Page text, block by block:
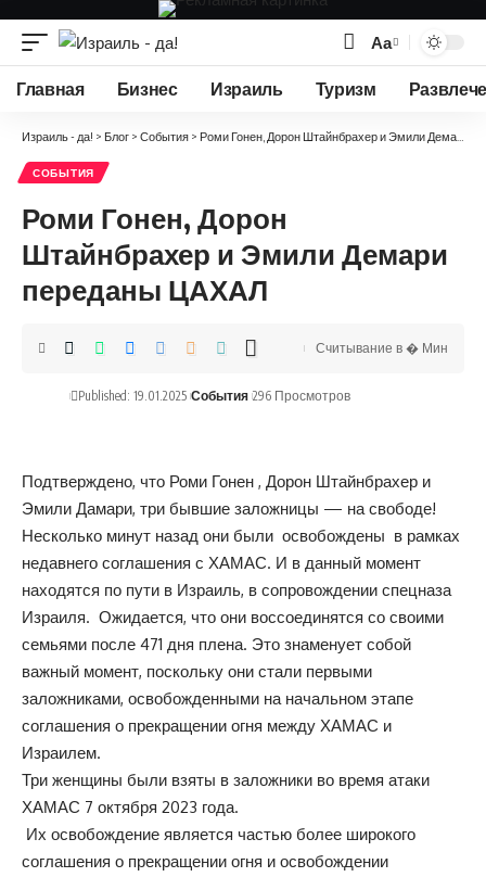
Изменение
размера
Аа
Главная Бизнес Израиль Туризм
Израиль - да! > Блог > События > Роми Гонен, Дорон Штайнбрахер и Эмили Демари переданы ЦАХАЛ
СОБЫТИЯ
Роми Гонен, Дорон
Штайнбрахер и Эмили Демари
переданы ЦАХАЛ
Published: 19.01.2025 События 296 Просмотров
Считывание в � Мин
Подтверждено, что Роми Гонен , Дорон Штайнбрахер и
Эмили Дамари, три бывшие заложницы — на свободе!
Несколько минут назад они были освобождены в рамках
недавнего соглашения с ХАМАС. И в данный момент
находятся по пути в Израиль, в сопровождении спецназа
Израиля. Ожидается, что они воссоединятся со своими
семьями после 471 дня плена. Это знаменует собой
важный момент, поскольку они стали первыми
заложниками, освобожденными на начальном этапе
соглашения о прекращении огня между ХАМАС и
Израилем.
Три женщины были взяты в заложники во время атаки
ХАМАС 7 октября 2023 года.
Их освобождение является частью более широкого
соглашения о прекращении огня и освобождении